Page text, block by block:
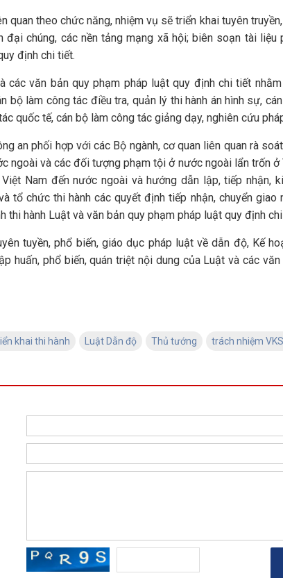
quan theo chức năng, nhiệm vụ sẽ triển khai tuyên
đại chúng, các nền tảng mạng xã hội; biên soạn tài
định chi tiết.
các văn bản quy phạm pháp luật quy định chi tiết
bộ làm công tác điều tra, quản lý thi hành án hình sự,
quốc tế, cán bộ làm công tác giảng dạy, nghiên cứu
an phối hợp với các Bộ ngành, cơ quan liên quan rà
ngoài và các đối tượng phạm tội ở nước ngoài lẩn trốn ở
Nam đến nước ngoài và hướng dẫn lập, tiếp nhận,
tổ chức thi hành các quyết định tiếp nhận, chuyển
thi hành Luật và văn bản quy phạm pháp luật quy định chi
tuyền, phổ biến, giáo dục pháp luật về dẫn độ, Kế
huấn, phổ biến, quán triệt nội dung của Luật và các
khai thi hành Luật Dẫn độ Thủ tướng trách nhiệm